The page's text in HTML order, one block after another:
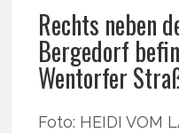
Rechts neben
Bergedorf
Wentorfer
Foto: HEIDI VOM